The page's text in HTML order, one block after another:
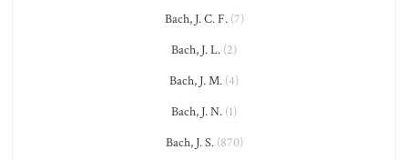
Bach, J. C. F.(7)
Bach, J. L. (2)
Bach, J. M. (4)
Bach, J. N. (1)
Bach, J. S.(870)